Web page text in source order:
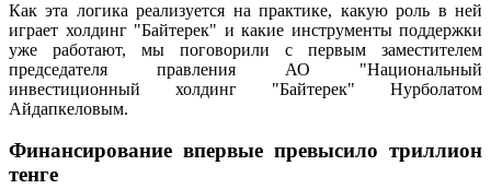
Как эта логика реализуется на практике, какую роль в ней
играет холдинг "Байтерек" и какие инструменты поддержки
уже работают, мы поговорили с первым заместителем
председателя правления АО "Национальный
инвестиционный холдинг "Байтерек" Нурболатом
Айдапкеловым.
Финансирование впервые превысило триллион
тенге